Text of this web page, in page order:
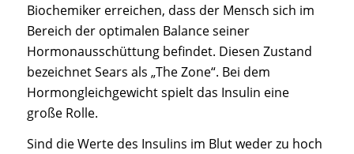
Biochemiker erreichen, dass der Mensch sich im
Bereich der optimalen Balance seiner
Hormonausschüttung befindet. Diesen Zustand
bezeichnet Sears als „The Zone“. Bei dem
Hormongleichgewicht spielt das Insulin eine
große Rolle.
Sind die Werte des Insulins im Blut weder zu hoch